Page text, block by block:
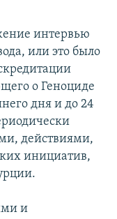
интервью
или это было
о Геноциде
дня и до 24
действиями,
инициатив,
и